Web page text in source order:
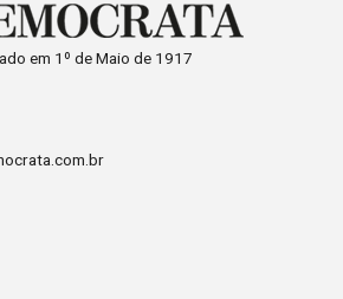
em 1º de Maio de 1917